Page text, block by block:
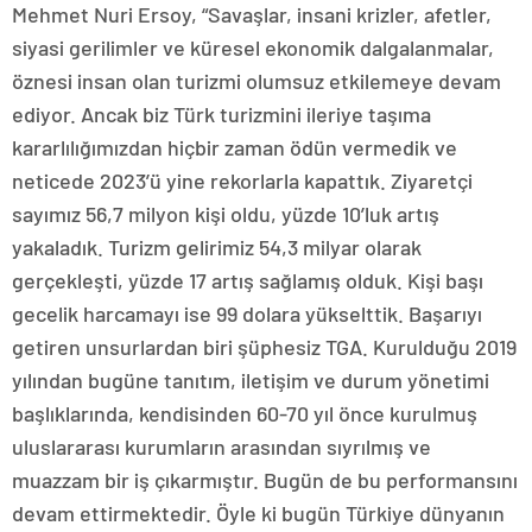
Mehmet Nuri Ersoy, “Savaşlar, insani krizler, afetler,
siyasi gerilimler ve küresel ekonomik dalgalanmalar,
öznesi insan olan turizmi olumsuz etkilemeye devam
ediyor. Ancak biz Türk turizmini ileriye taşıma
kararlılığımızdan hiçbir zaman ödün vermedik ve
neticede 2023’ü yine rekorlarla kapattık. Ziyaretçi
sayımız 56,7 milyon kişi oldu, yüzde 10’luk artış
yakaladık. Turizm gelirimiz 54,3 milyar olarak
gerçekleşti, yüzde 17 artış sağlamış olduk. Kişi başı
gecelik harcamayı ise 99 dolara yükselttik. Başarıyı
getiren unsurlardan biri şüphesiz TGA. Kurulduğu 2019
yılından bugüne tanıtım, iletişim ve durum yönetimi
başlıklarında, kendisinden 60-70 yıl önce kurulmuş
uluslararası kurumların arasından sıyrılmış ve
muazzam bir iş çıkarmıştır. Bugün de bu performansını
devam ettirmektedir. Öyle ki bugün Türkiye dünyanın